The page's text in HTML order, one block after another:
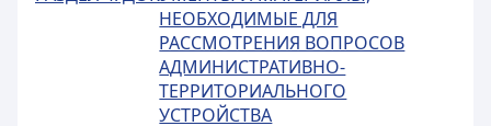
НЕОБХОДИМЫЕ ДЛЯ
РАССМОТРЕНИЯ ВОПРОСОВ
АДМИНИСТРАТИВНО-
ТЕРРИТОРИАЛЬНОГО
УСТРОЙСТВА